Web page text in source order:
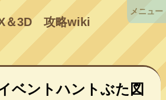
＆3D攻略wiki
ベントハントぶた図
メニュー